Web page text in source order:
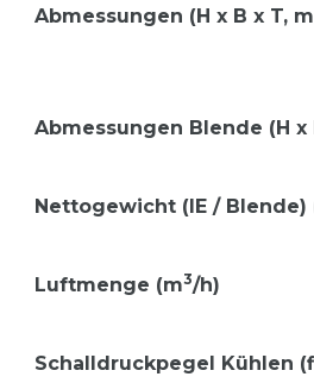
Abmessungen (H x B x T,
Abmessungen Blende (H x
Nettogewicht (IE / Blende)
Luftmenge (m3/h)
Schalldruckpegel Kühlen